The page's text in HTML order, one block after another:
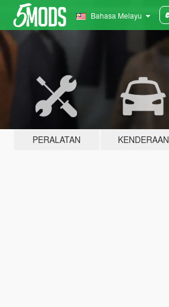
Bahasa Melayu
PERALATAN KENDERAAN